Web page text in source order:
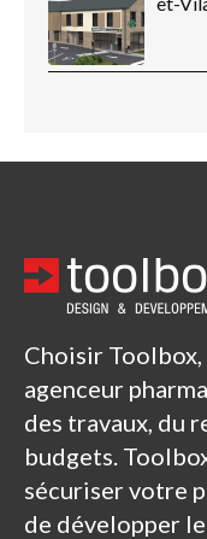
Choisir Toolbox,
agenceur
des travaux, du
budgets.
sécuriser votre
de développer